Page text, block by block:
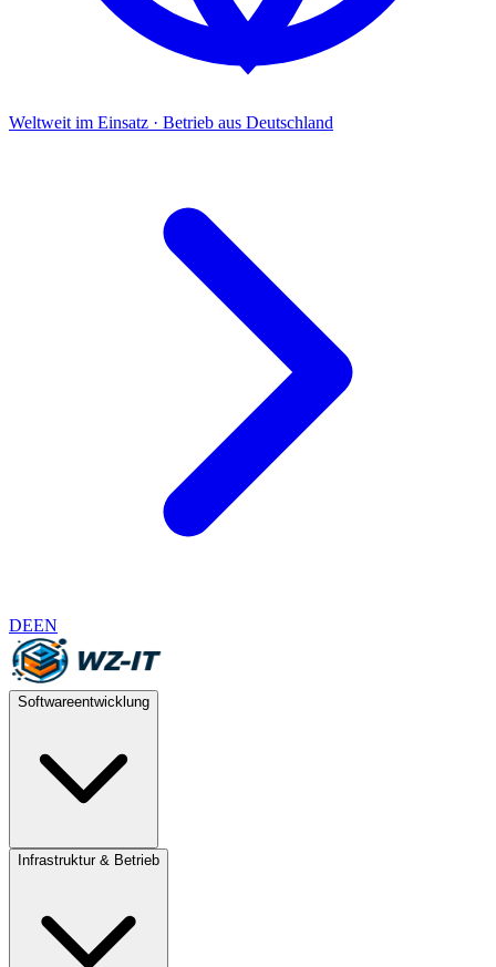
Weltweit im Einsatz · Betrieb aus Deutschland
DEEN
Softwareentwicklung
Infrastruktur & Betrieb